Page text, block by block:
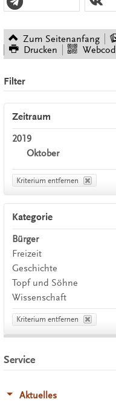
Zum Seitenanfang
Drucken
Filter
Zeitraum
2019
Oktober
Kriterium entfernen
Kategorie
Bürger
Freizeit
Geschichte
Topf und Söhne
Wissenschaft
Kriterium entfernen
Service
Aktuelles